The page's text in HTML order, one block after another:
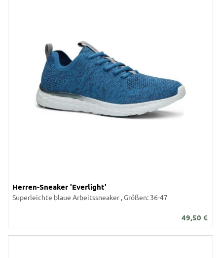
Herren-Sneaker 'Everlight'
Superleichte blaue Arbeitssneaker , Größen: 36-47
49,50 €